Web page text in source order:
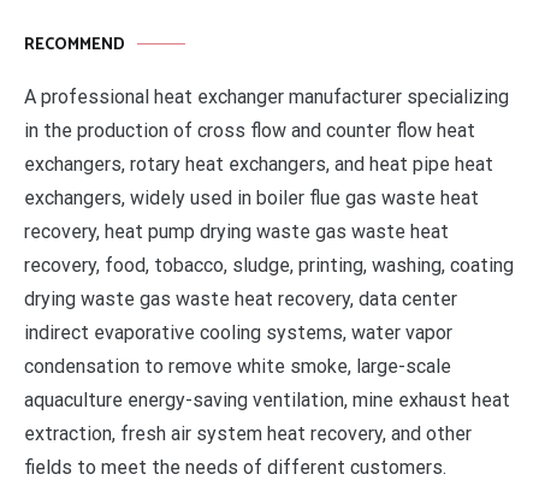
RECOMMEND
A professional heat exchanger manufacturer specializing
in the production of cross flow and counter flow heat
exchangers, rotary heat exchangers, and heat pipe heat
exchangers, widely used in boiler flue gas waste heat
recovery, heat pump drying waste gas waste heat
recovery, food, tobacco, sludge, printing, washing, coating
drying waste gas waste heat recovery, data center
indirect evaporative cooling systems, water vapor
condensation to remove white smoke, large-scale
aquaculture energy-saving ventilation, mine exhaust heat
extraction, fresh air system heat recovery, and other
fields to meet the needs of different customers.